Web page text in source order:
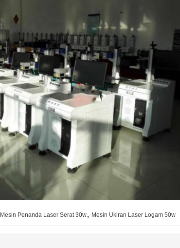
Mesin Penanda Laser Serat 30w Mesin Ukiran Laser Logam 50w